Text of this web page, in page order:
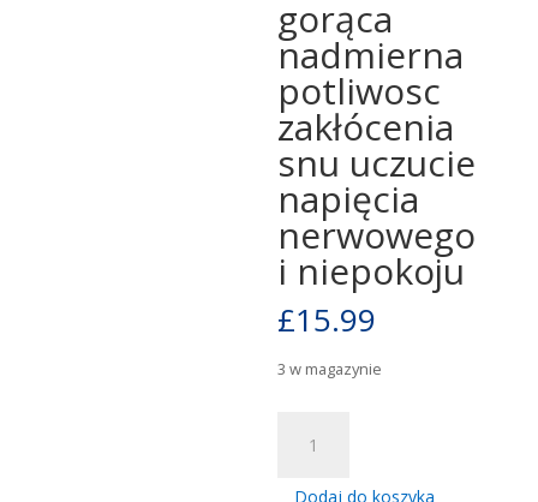
gorąca
nadmierna
potliwosc
zakłócenia
snu uczucie
napięcia
nerwowego
i niepokoju
£15.99
3 w magazynie
Soyfem
Dodaj do koszyka